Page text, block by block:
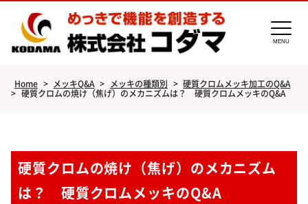
MENU
Home > メッキQ&A > メッキの種類別 > 硬質クロムメッキ加工のQ&A
> 硬質クロムの焼け（焦げ）のメカニズムは？ 硬質クロムメッキのQ&A
硬質クロムの焼け（焦げ）のメカニズム
は？ 硬質クロムメッキのQ&A